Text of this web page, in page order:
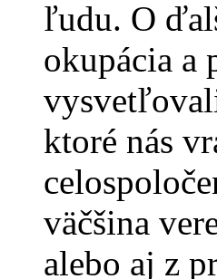
ľudu. O
okupácia a
ktoré nás
väčšina
alebo aj z